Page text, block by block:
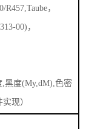
R457,Taube，
00)，
,黑度(My,dM),色密
现）